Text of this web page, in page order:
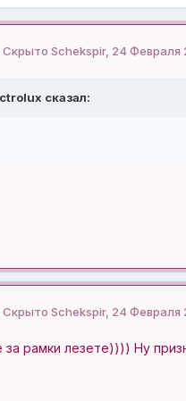
Скрыто Schekspir, 24 Февраля
сказал:
Скрыто Schekspir, 24 Февраля
рамки лезете)))) Ну